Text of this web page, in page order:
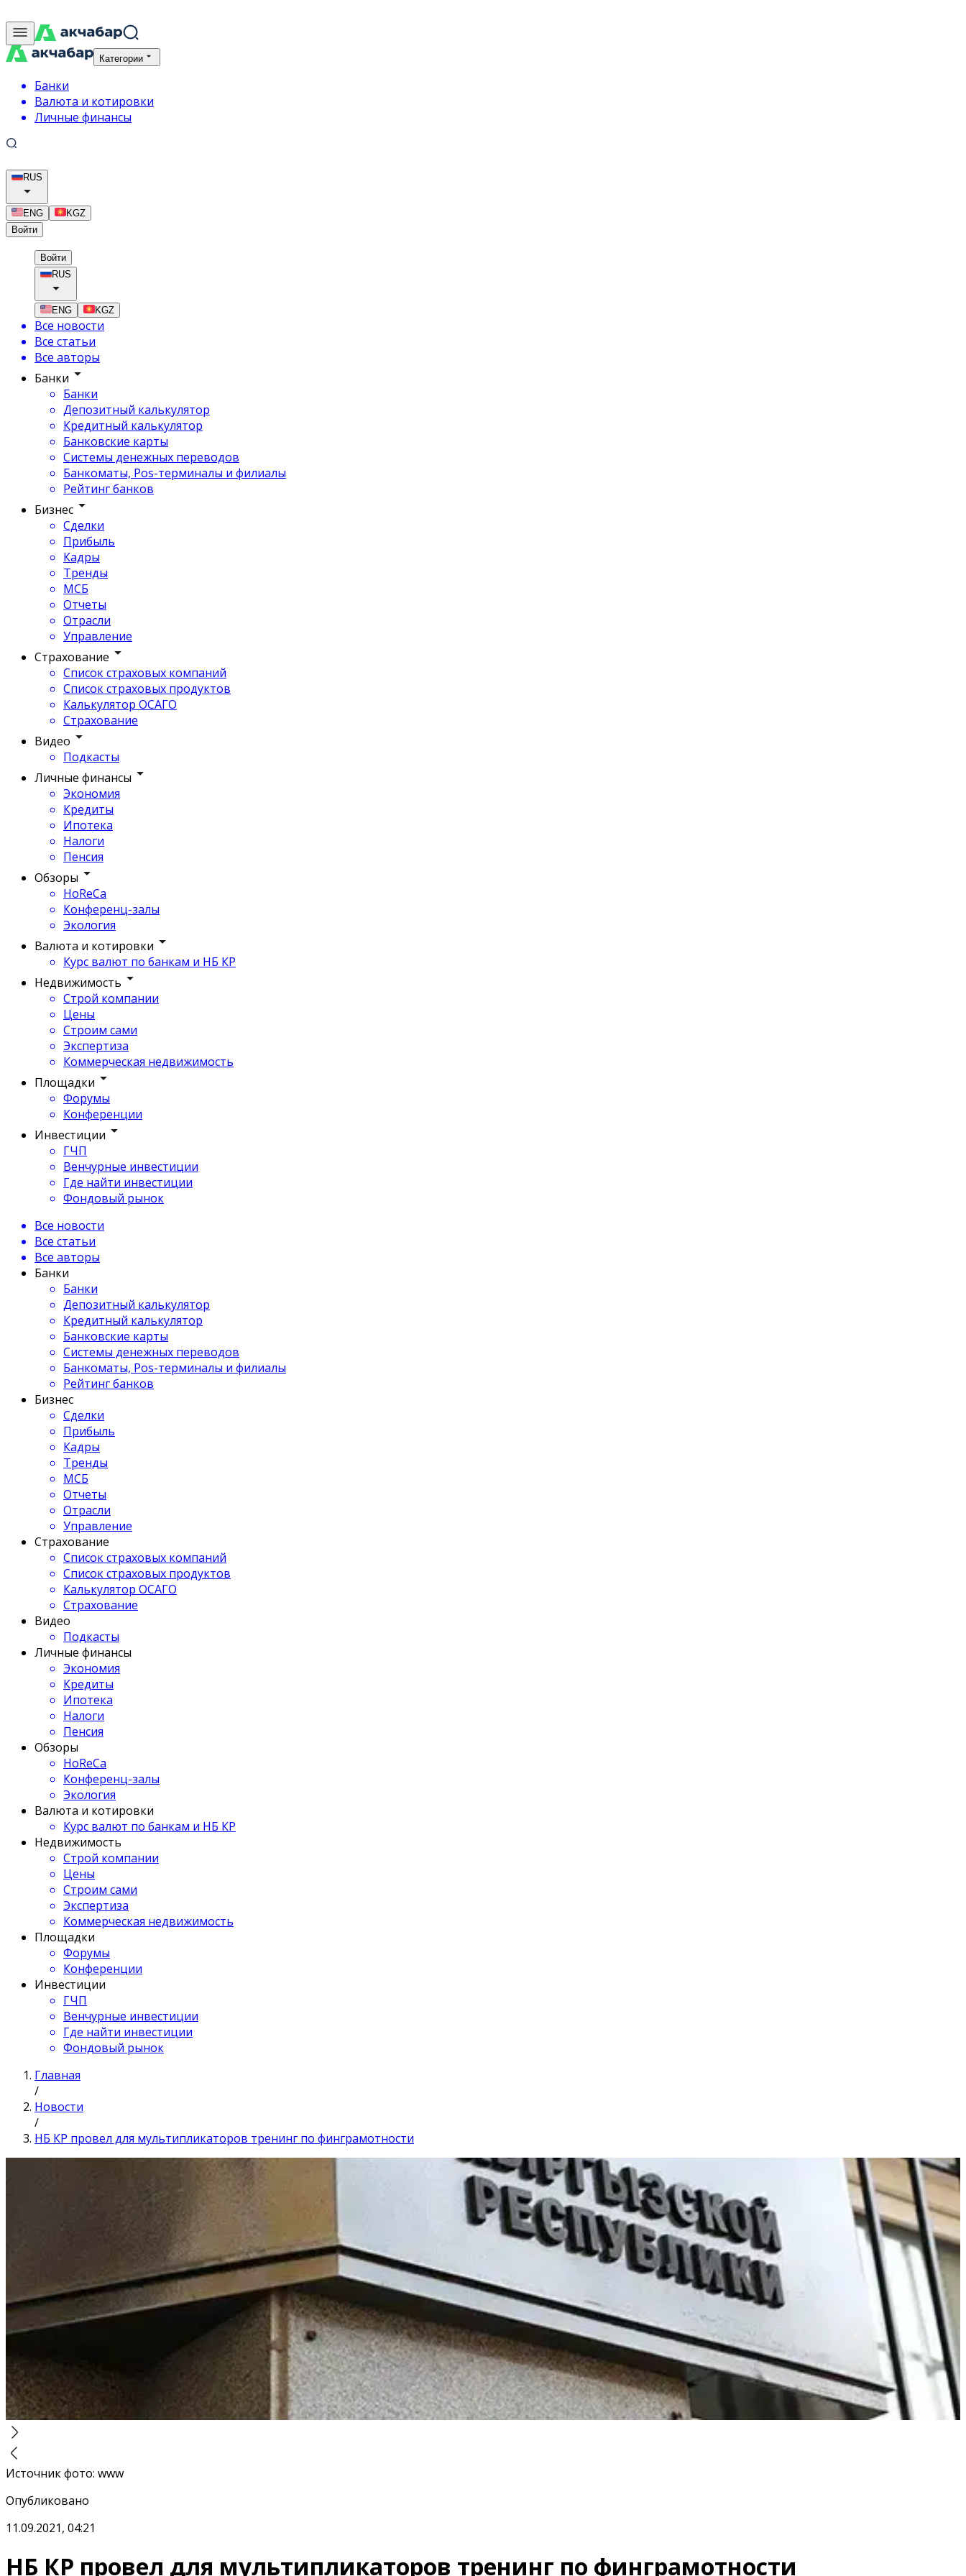
Категории
Банки
Валюта и котировки
Личные финансы
RUS
ENG
KGZ
Войти
Войти
RUS
ENG KGZ
Все новости
Все статьи
Все авторы
Банки
Банки
Депозитный калькулятор
Кредитный калькулятор
Банковские карты
Системы денежных переводов
Банкоматы, Pos-терминалы и филиалы
Рейтинг банков
Бизнес
Сделки
Прибыль
Кадры
Тренды
МСБ
Отчеты
Отрасли
Управление
Страхование
Список страховых компаний
Список страховых продуктов
Калькулятор ОСАГО
Страхование
Видео
Подкасты
Личные финансы
Экономия
Кредиты
Ипотека
Налоги
Пенсия
Обзоры
HoReCa
Конференц-залы
Экология
Валюта и котировки
Курс валют по банкам и НБ КР
Недвижимость
Строй компании
Цены
Строим сами
Экспертиза
Коммерческая недвижимость
Площадки
Форумы
Конференции
Инвестиции
ГЧП
Венчурные инвестиции
Где найти инвестиции
Фондовый рынок
Все новости
Все статьи
Все авторы
Банки
Банки
Депозитный калькулятор
Кредитный калькулятор
Банковские карты
Системы денежных переводов
Банкоматы, Pos-терминалы и филиалы
Рейтинг банков
Бизнес
Сделки
Прибыль
Кадры
Тренды
МСБ
Отчеты
Отрасли
Управление
Страхование
Список страховых компаний
Список страховых продуктов
Калькулятор ОСАГО
Страхование
Видео
Подкасты
Личные финансы
Экономия
Кредиты
Ипотека
Налоги
Пенсия
Обзоры
HoReCa
Конференц-залы
Экология
Валюта и котировки
Курс валют по банкам и НБ КР
Недвижимость
Строй компании
Цены
Строим сами
Экспертиза
Коммерческая недвижимость
Площадки
Форумы
Конференции
Инвестиции
ГЧП
Венчурные инвестиции
Где найти инвестиции
Фондовый рынок
Главная
/
Новости
/
НБ КР провел для мультипликаторов тренинг по финграмотности
Источник фото: www
Опубликовано
11.09.2021, 04:21
НБ КР провел для мультипликаторов тренинг по финграмотности